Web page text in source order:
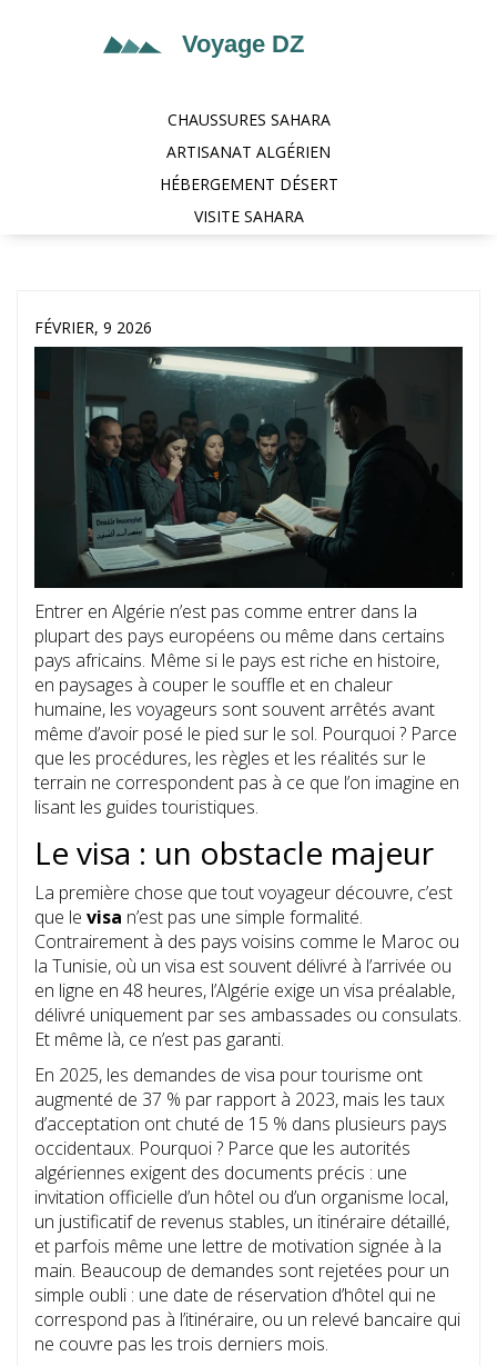
CHAUSSURES SAHARA
ARTISANAT ALGÉRIEN
HÉBERGEMENT DÉSERT
VISITE SAHARA
FÉVRIER, 9 2026
Entrer en Algérie n’est pas comme entrer dans la
plupart des pays européens ou même dans certains
pays africains. Même si le pays est riche en histoire,
en paysages à couper le souffle et en chaleur
humaine, les voyageurs sont souvent arrêtés avant
même d’avoir posé le pied sur le sol. Pourquoi ? Parce
que les procédures, les règles et les réalités sur le
terrain ne correspondent pas à ce que l’on imagine en
lisant les guides touristiques.
Le visa : un obstacle majeur
La première chose que tout voyageur découvre, c’est
que le visa n’est pas une simple formalité.
Contrairement à des pays voisins comme le Maroc ou
la Tunisie, où un visa est souvent délivré à l’arrivée ou
en ligne en 48 heures, l’Algérie exige un visa préalable,
délivré uniquement par ses ambassades ou consulats.
Et même là, ce n’est pas garanti.
En 2025, les demandes de visa pour tourisme ont
augmenté de 37 % par rapport à 2023, mais les taux
d’acceptation ont chuté de 15 % dans plusieurs pays
occidentaux. Pourquoi ? Parce que les autorités
algériennes exigent des documents précis : une
invitation officielle d’un hôtel ou d’un organisme local,
un justificatif de revenus stables, un itinéraire détaillé,
et parfois même une lettre de motivation signée à la
main. Beaucoup de demandes sont rejetées pour un
simple oubli : une date de réservation d’hôtel qui ne
correspond pas à l’itinéraire, ou un relevé bancaire qui
ne couvre pas les trois derniers mois.